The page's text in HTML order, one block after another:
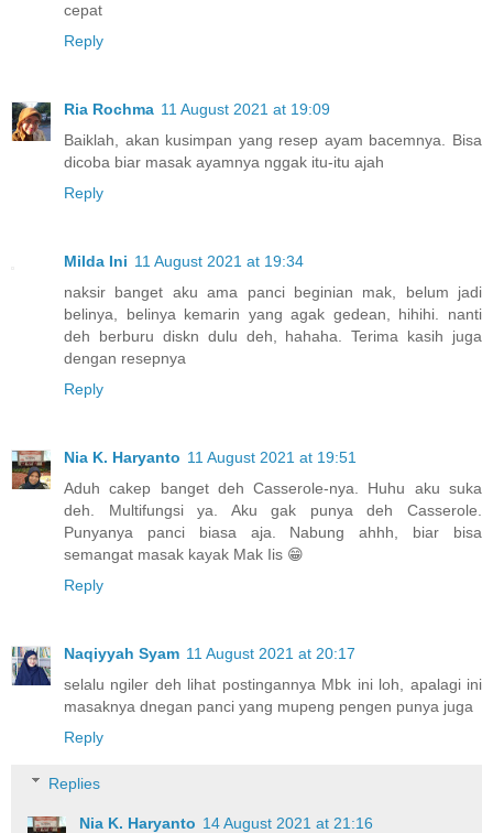
cepat
Reply
Ria Rochma 11 August 2021 at 19:09
Baiklah, akan kusimpan yang resep ayam bacemnya. Bisa
dicoba biar masak ayamnya nggak itu-itu ajah
Reply
Milda Ini 11 August 2021 at 19:34
naksir banget aku ama panci beginian mak, belum jadi
belinya, belinya kemarin yang agak gedean, hihihi. nanti
deh berburu diskn dulu deh, hahaha. Terima kasih juga
dengan resepnya
Reply
Nia K. Haryanto 11 August 2021 at 19:51
Aduh cakep banget deh Casserole-nya. Huhu aku suka
deh. Multifungsi ya. Aku gak punya deh Casserole.
Punyanya panci biasa aja. Nabung ahhh, biar bisa
semangat masak kayak Mak Iis 😁
Reply
Naqiyyah Syam 11 August 2021 at 20:17
selalu ngiler deh lihat postingannya Mbk ini loh, apalagi ini
masaknya dnegan panci yang mupeng pengen punya juga
Reply
Replies
Nia K. Haryanto 14 August 2021 at 21:16